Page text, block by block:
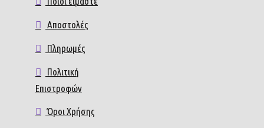
Αποστολές
Πληρωμές
Πολιτική
Επιστροφών
Όροι Χρήσης